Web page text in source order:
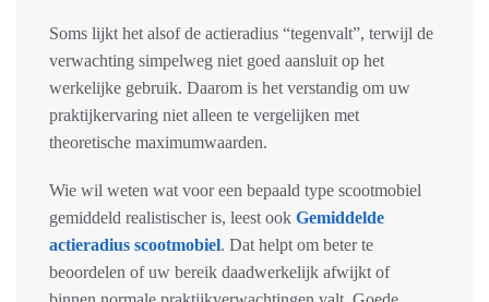
Soms lijkt het alsof de actieradius “tegenvalt”, terwijl de
verwachting simpelweg niet goed aansluit op het
werkelijke gebruik. Daarom is het verstandig om uw
praktijkervaring niet alleen te vergelijken met
theoretische maximumwaarden.
Wie wil weten wat voor een bepaald type scootmobiel
gemiddeld realistischer is, leest ook Gemiddelde
actieradius scootmobiel. Dat helpt om beter te
beoordelen of uw bereik daadwerkelijk afwijkt of